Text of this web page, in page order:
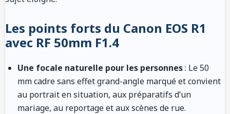
Les points forts du Canon EOS R1
avec RF 50mm F1.4
Une focale naturelle pour les personnes: Le 50
mm cadre sans effet grand-angle marqué et convient
au portrait en situation, aux préparatifs d’un
mariage, au reportage et aux scènes de rue.